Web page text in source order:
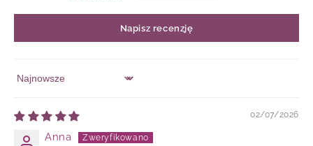
Napisz recenzję
Sort by
02/07/2026
Anna